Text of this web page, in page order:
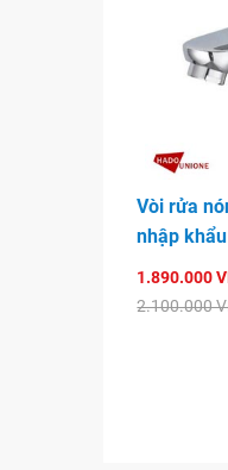
Vòi rửa
nhập
1.890.000
2.100.000